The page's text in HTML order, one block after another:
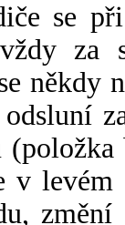
se
za
někdy
v